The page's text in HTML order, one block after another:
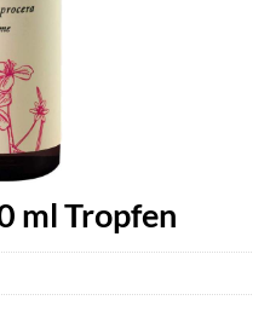
ml Tropfen